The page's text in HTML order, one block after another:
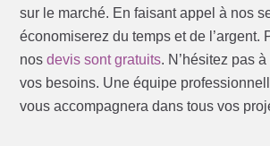
sur le marché. En faisant appel à nos
économiserez du temps et de l’argent.
nosdevis sont gratuits. N’hésitez pas
vos besoins. Une équipe
vous accompagnera dans tous vos